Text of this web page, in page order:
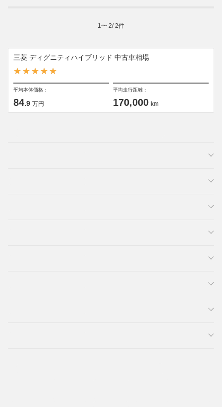
1 〜 2/2件
三菱 ディグニティハイブリッド 中古車相場
平均本体価格：
84.9 万円
平均走行距離：
170,000 km